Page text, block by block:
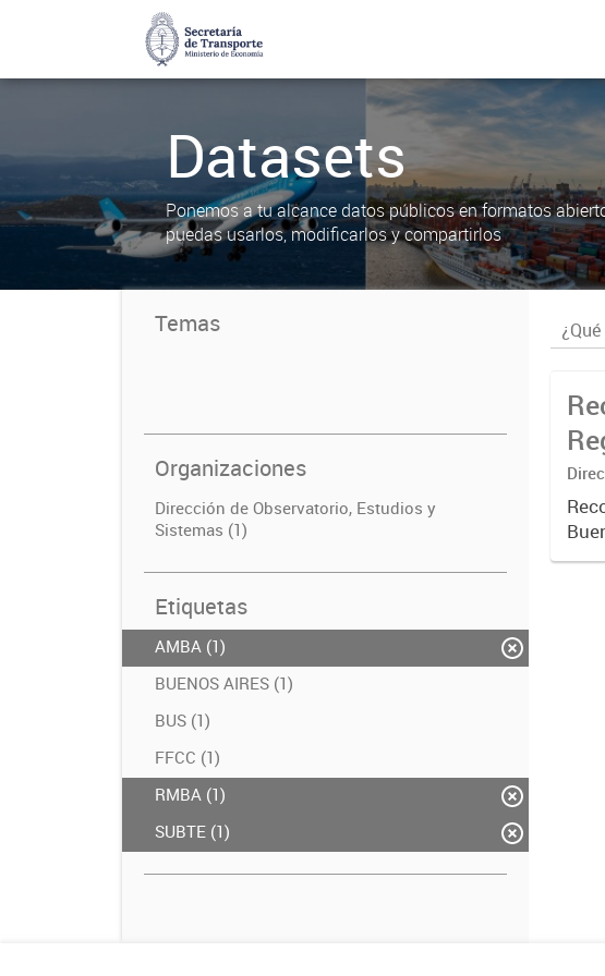
Datasets
Ponemos a tu alcance datos públicos en formatos
puedas usarlos, modificarlos y compartirlos
Temas
Organizaciones
Dirección de Observatorio, Estudios y
Sistemas (1)
Etiquetas
AMBA (1)
BUENOS AIRES (1)
BUS (1)
FFCC (1)
RMBA (1)
SUBTE (1)